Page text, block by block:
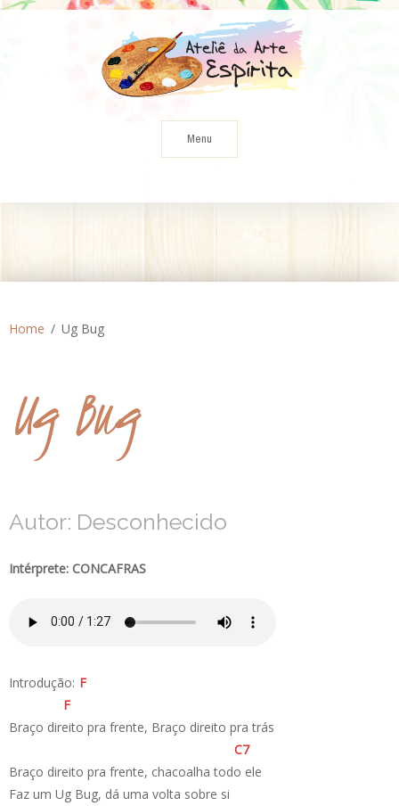
Skip
Menu
Home Ug Bug
Ug Bug
Autor: Desconhecido
Intérprete: CONCAFRAS
Introdução: F
F
Braço direito pra frente, Braço direito pra trás
C7
Braço direito pra frente, chacoalha todo ele
Faz um Ug Bug, dá uma volta sobre si